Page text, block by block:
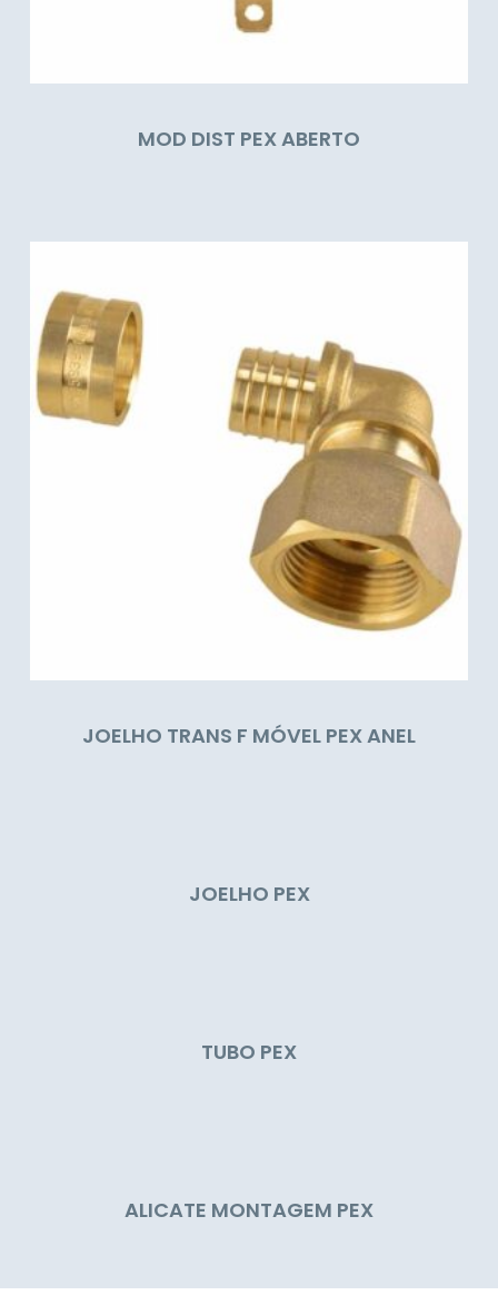
MOD DIST PEX ABERTO
JOELHO TRANS F MÓVEL PEX ANEL
JOELHO PEX
TUBO PEX
ALICATE MONTAGEM PEX